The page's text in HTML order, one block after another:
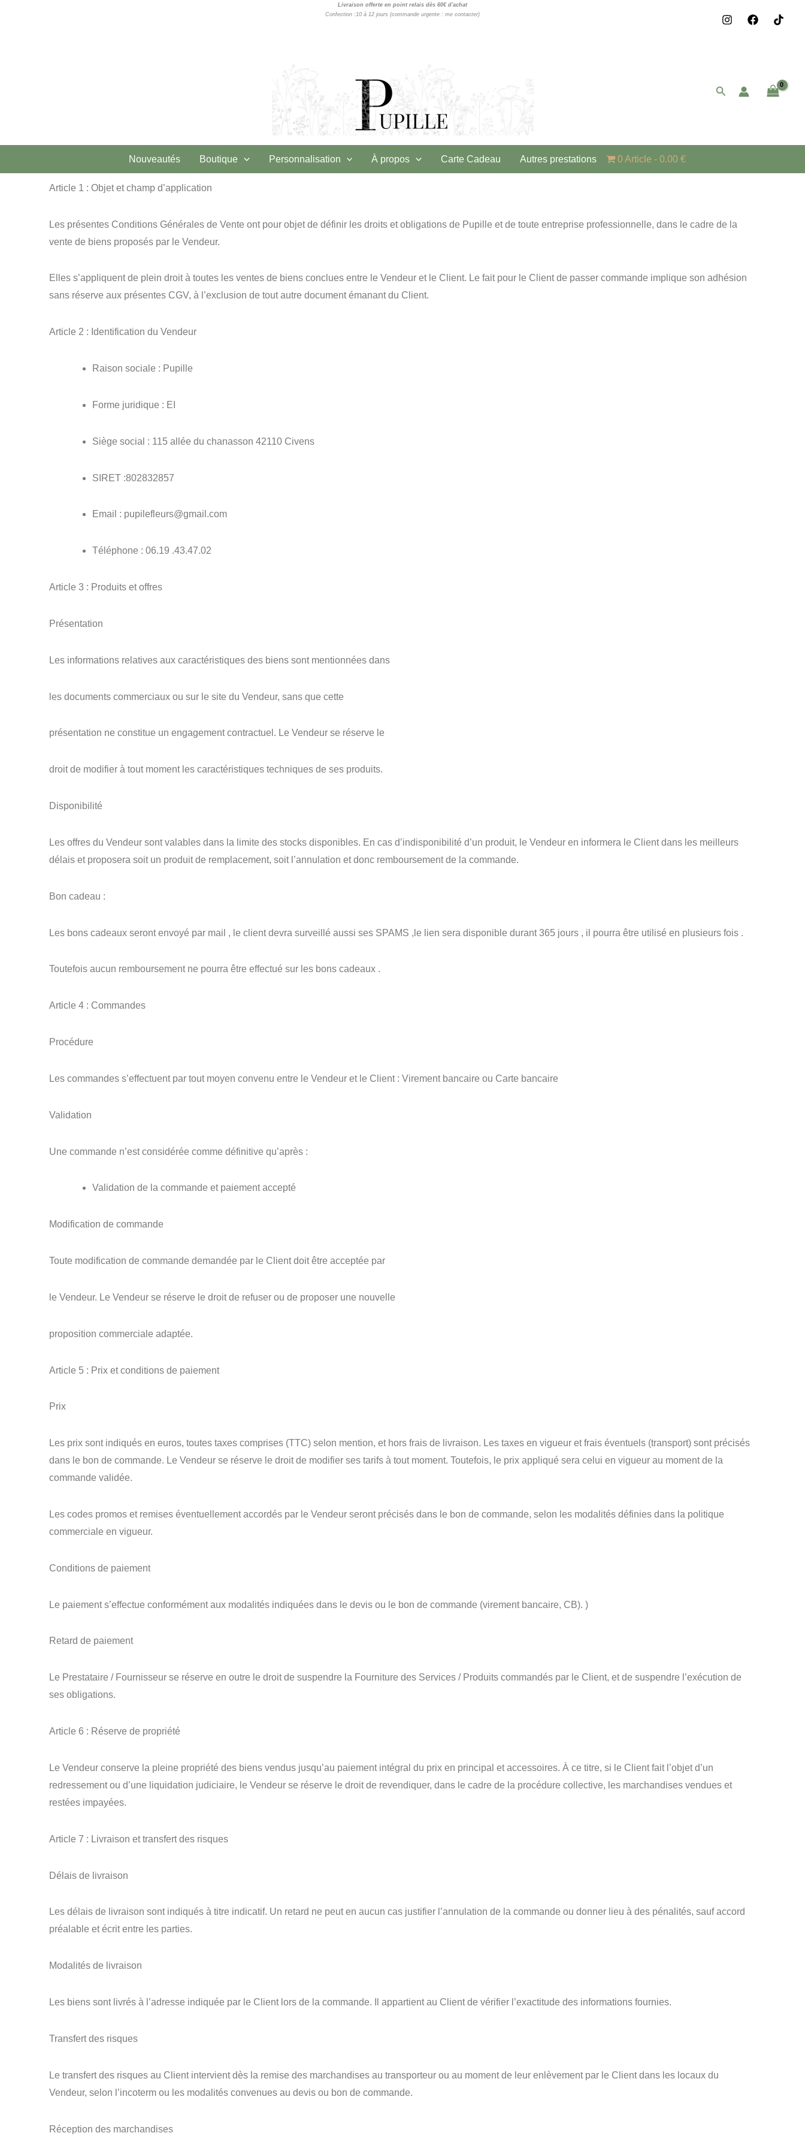
Livraison offerte en point relais dès 60€ d'achat
Confection :10 à 12 jours (commande urgente : me contacter)
Rechercher
Nouveautés Boutique Personnalisation À propos Carte Cadeau Autres prestations 0 Article 0.00 €
Article 1 : Objet et champ d’application
Les présentes Conditions Générales de Vente ont pour objet de définir les droits et obligations de Pupille et de toute entreprise professionnelle, dans le cadre de la
vente de biens proposés par le Vendeur.
Elles s’appliquent de plein droit à toutes les ventes de biens conclues entre le Vendeur et le Client. Le fait pour le Client de passer commande implique son adhésion
sans réserve aux présentes CGV, à l’exclusion de tout autre document émanant du Client.
Article 2 : Identification du Vendeur
Raison sociale : Pupille
Forme juridique : EI
Siège social : 115 allée du chanasson 42110 Civens
SIRET :802832857
Email : pupilefleurs@gmail.com
Téléphone : 06.19 .43.47.02
Article 3 : Produits et offres
Présentation
Les informations relatives aux caractéristiques des biens sont mentionnées dans
les documents commerciaux ou sur le site du Vendeur, sans que cette
présentation ne constitue un engagement contractuel. Le Vendeur se réserve le
droit de modifier à tout moment les caractéristiques techniques de ses produits.
Disponibilité
Les offres du Vendeur sont valables dans la limite des stocks disponibles. En cas d’indisponibilité d’un produit, le Vendeur en informera le Client dans les meilleurs
délais et proposera soit un produit de remplacement, soit l’annulation et donc remboursement de la commande.
Bon cadeau :
Les bons cadeaux seront envoyé par mail , le client devra surveillé aussi ses SPAMS ,le lien sera disponible durant 365 jours , il pourra être utilisé en plusieurs fois .
Toutefois aucun remboursement ne pourra être effectué sur les bons cadeaux .
Article 4 : Commandes
Procédure
Les commandes s’effectuent par tout moyen convenu entre le Vendeur et le Client : Virement bancaire ou Carte bancaire
Validation
Une commande n’est considérée comme définitive qu’après :
Validation de la commande et paiement accepté
Modification de commande
Toute modification de commande demandée par le Client doit être acceptée par
le Vendeur. Le Vendeur se réserve le droit de refuser ou de proposer une nouvelle
proposition commerciale adaptée.
Article 5 : Prix et conditions de paiement
Prix
Les prix sont indiqués en euros, toutes taxes comprises (TTC) selon mention, et hors frais de livraison. Les taxes en vigueur et frais éventuels (transport) sont précisés
dans le bon de commande. Le Vendeur se réserve le droit de modifier ses tarifs à tout moment. Toutefois, le prix appliqué sera celui en vigueur au moment de la
commande validée.
Les codes promos et remises éventuellement accordés par le Vendeur seront précisés dans le bon de commande, selon les modalités définies dans la politique
commerciale en vigueur.
Conditions de paiement
Le paiement s’effectue conformément aux modalités indiquées dans le devis ou le bon de commande (virement bancaire, CB). )
Retard de paiement
Le Prestataire / Fournisseur se réserve en outre le droit de suspendre la Fourniture des Services / Produits commandés par le Client, et de suspendre l’exécution de
ses obligations.
Article 6 : Réserve de propriété
Le Vendeur conserve la pleine propriété des biens vendus jusqu’au paiement intégral du prix en principal et accessoires. À ce titre, si le Client fait l’objet d’un
redressement ou d’une liquidation judiciaire, le Vendeur se réserve le droit de revendiquer, dans le cadre de la procédure collective, les marchandises vendues et
restées impayées.
Article 7 : Livraison et transfert des risques
Délais de livraison
Les délais de livraison sont indiqués à titre indicatif. Un retard ne peut en aucun cas justifier l’annulation de la commande ou donner lieu à des pénalités, sauf accord
préalable et écrit entre les parties.
Modalités de livraison
Les biens sont livrés à l’adresse indiquée par le Client lors de la commande. Il appartient au Client de vérifier l’exactitude des informations fournies.
Transfert des risques
Le transfert des risques au Client intervient dès la remise des marchandises au transporteur ou au moment de leur enlèvement par le Client dans les locaux du
Vendeur, selon l’incoterm ou les modalités convenues au devis ou bon de commande.
Réception des marchandises